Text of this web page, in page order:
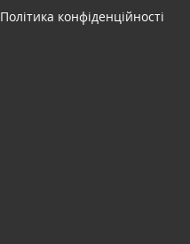
Політика конфіденційності